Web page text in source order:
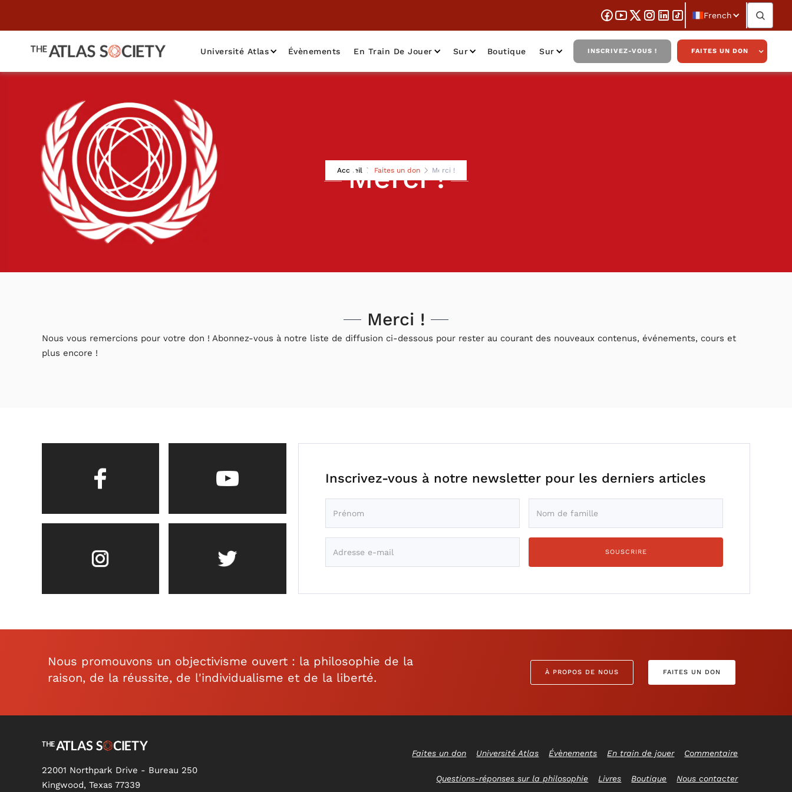
French
Université Atlas Évènements En Train De Jouer Sur Boutique Sur INSCRIVEZ-VOUS ! FAITES UN DON
Accueil Faites un don Merci !
Merci !
Merci !
Nous vous remercions pour votre don ! Abonnez-vous à notre liste de diffusion ci-dessous pour rester au courant des nouveaux contenus, événements, cours et
plus encore !
Inscrivez-vous à notre newsletter pour les derniers articles
Nous promouvons un objectivisme ouvert : la philosophie de la
raison, de la réussite, de l'individualisme et de la liberté.
À PROPOS DE NOUS FAITES UN DON
22001 Northpark Drive - Bureau 250
Kingwood, Texas 77339
Faites un don Université Atlas Évènements En train de jouer Commentaire
Questions-réponses sur la philosophie Livres Boutique Nous contacter